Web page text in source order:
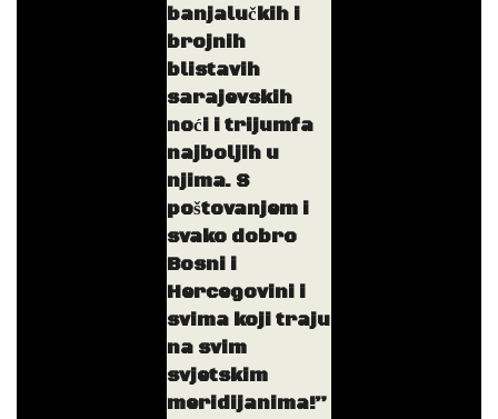
banjalučkih i
brojnih
blistavih
sarajevskih
noći i trijumfa
najboljih u
njima. S
poštovanjem i
svako dobro
Bosni i
Hercegovini i
svima koji traju
na svim
svjetskim
meridijanima!”